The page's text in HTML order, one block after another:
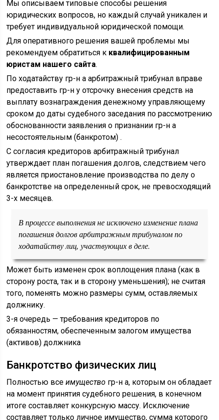
Мы описываем типовые способы решения
юридических вопросов, но каждый случай уникален и
требует индивидуальной юридической помощи.
Для оперативного решения вашей проблемы мы
рекомендуем обратиться к квалифицированным
юристам нашего сайта.
По ходатайству гр-н а арбитражный трибунал вправе
предоставить гр-н у отсрочку внесения средств на
выплату вознаграждения денежному управляющему
сроком до даты судебного заседания по рассмотрению
обоснованности заявления о признании гр-н а
несостоятельным (банкротом) .
С согласия кредиторов арбитражный трибунал
утверждает план погашения долгов, следствием чего
является приостановление производства по делу о
банкротстве на определенный срок, не превосходящий
3-х месяцев.
В процессе выполнения не исключено изменение плана
погашения долгов арбитражным трибуналом по
ходатайству лиц, участвующих в деле.
Может быть изменен срок воплощения плана (как в
сторону роста, так и в сторону уменьшения); не считая
того, поменять можно размеры сумм, оставляемых
должнику.
3-я очередь — требования кредиторов по
обязанностям, обеспеченным залогом имущества
(активов) должника
Банкротство физических лиц
Полностью всеимущество гр-н а, которым он обладает
на момент принятия судебного решения, в конечном
итоге составляет конкурсную массу. Исключение
составляет только личное имущество, сумма которого